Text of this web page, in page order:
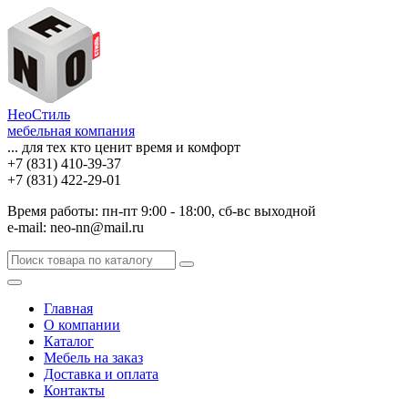
НеоСтиль
мебельная компания
... для тех кто ценит время и комфорт
+7 (831) 410-39-37
+7 (831) 422-29-01
Время работы: пн-пт 9:00 - 18:00, сб-вс выходной
e-mail: neo-nn@mail.ru
Главная
О компании
Каталог
Мебель на заказ
Доставка и оплата
Контакты